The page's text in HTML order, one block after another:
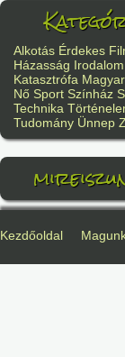
Alkotás Érdekes
Házasság Irodalom
Katasztrófa Magyar
Nő Sport Színház
Technika
Tudomány Ünnep
Kezdőoldal